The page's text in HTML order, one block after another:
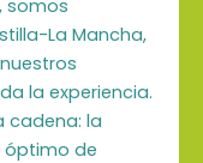
somos
La Mancha,
la experiencia.
cadena: la
óptimo de